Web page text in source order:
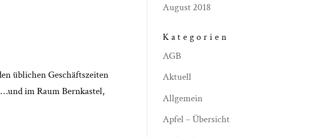
üblichen Geschäftszeiten
im Raum Bernkastel,
August 2018
Kategorien
AGB
Aktuell
Allgemein
Apfel – Übersicht